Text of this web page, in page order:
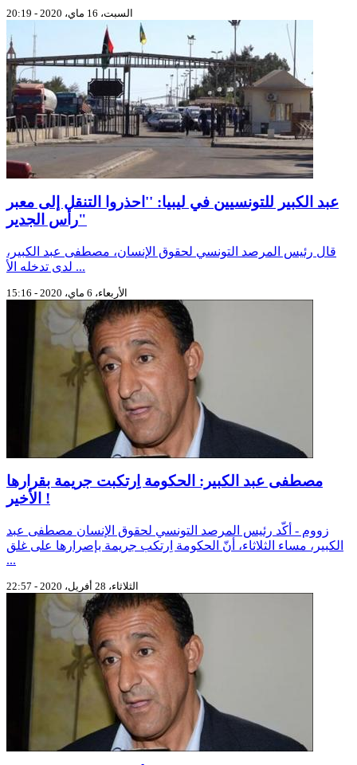
السبت، 16 ماي، 2020 - 20:19
عبد الكبير للتونسيين في ليبيا: ''احذروا التنقل إلى معبر
رأس الجدير"
قال رئيس المرصد التونسي لحقوق الإنسان، مصطفى عبد الكبير،
لدى تدخله الأ ...
الأربعاء، 6 ماي، 2020 - 15:16
مصطفى عبد الكبير: الحكومة اِرتكبت جريمة بقرارها
الأخير !
زووم - أكّد رئيس المرصد التونسي لحقوق الإنسان مصطفى عبد
الكبير، مساء الثلاثاء، أنّ الحكومة اِرتكب جريمة بإصرارها على غلق
...
الثلاثاء، 28 أفريل، 2020 - 22:57